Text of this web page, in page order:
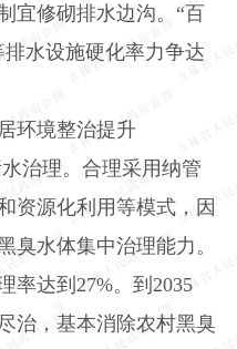
宜修砌排水边沟。“百
水设施硬化率力争达
环境整治提升
治理。合理采用纳管
资源化利用等模式，因
臭水体集中治理能力。
率达到 27%。到 2035
治，基本消除农村黑臭